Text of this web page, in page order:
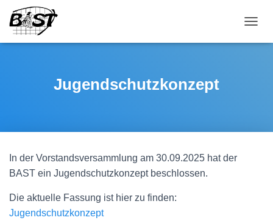
Jugendschutzkonzept
In der Vorstandsversammlung am 30.09.2025 hat der
BAST ein Jugendschutzkonzept beschlossen.
Die aktuelle Fassung ist hier zu finden:
Jugendschutzkonzept